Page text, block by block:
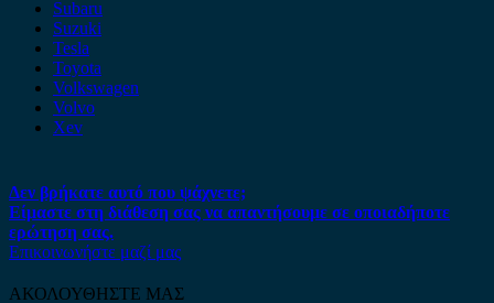
Subaru
Suzuki
Tesla
Toyota
Volkswagen
Volvo
Xev
Δεν βρήκατε αυτό που ψάχνετε;
Είμαστε στη διάθεση σας να απαντήσουμε σε οποιαδήποτε
ερώτηση σας.
Επικοινωνήστε μαζί μας
ΑΚΟΛΟΥΘΗΣΤΕ ΜΑΣ